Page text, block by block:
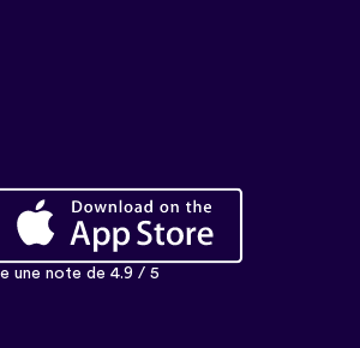
une note de 4.9 / 5